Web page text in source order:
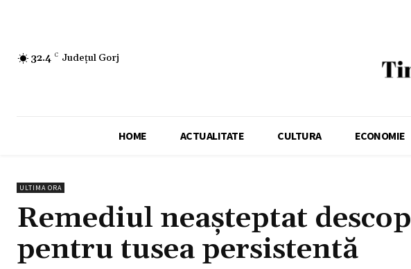
32.4 C Județul Gorj
HOME ACTUALITATE CULTURA ECONOMIE
ULTIMA ORA
Remediul neașteptat
pentru tusea persistentă